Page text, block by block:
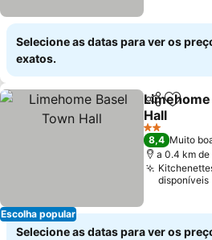
Selecione as datas para ver os
exatos.
Escolha popular
Partilhar
Hall
2 Estrelas
8,4 Muito
a 0.4 km
disponíveis
Selecione as datas para ver os